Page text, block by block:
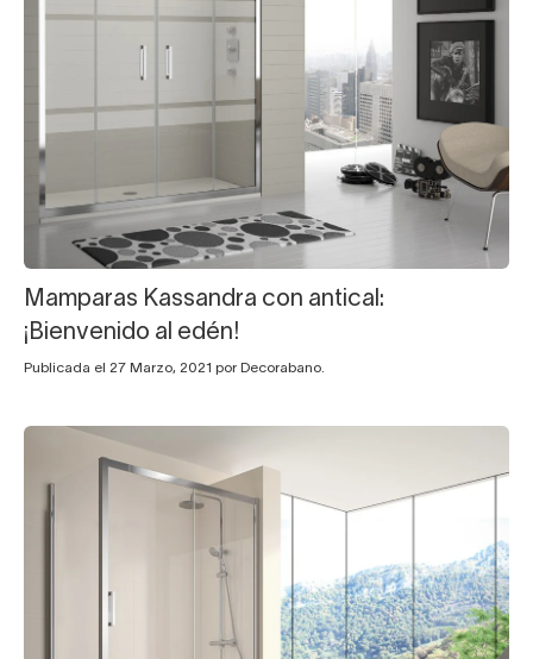
Mamparas Kassandra con antical:
¡Bienvenido al edén!
Publicada el 27 Marzo, 2021 por Decorabano.